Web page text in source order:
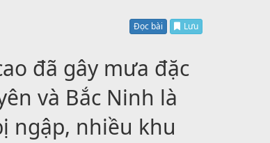
Đọc bài Lưu
đã gây mưa đặc
và Bắc Ninh là
ngập, nhiều khu